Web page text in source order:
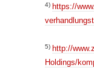
4) https://
5) http://
Holdings/